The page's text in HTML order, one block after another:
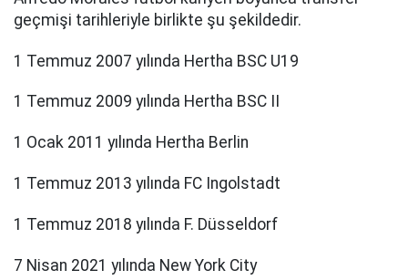
geçmişi tarihleriyle birlikte şu şekildedir.
1 Temmuz 2007 yılında Hertha BSC U19
1 Temmuz 2009 yılında Hertha BSC II
1 Ocak 2011 yılında Hertha Berlin
1 Temmuz 2013 yılında FC Ingolstadt
1 Temmuz 2018 yılında F. Düsseldorf
7 Nisan 2021 yılında New York City